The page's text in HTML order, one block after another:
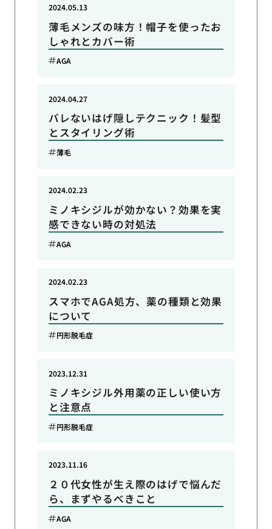
薄毛メンズの味方！帽子を使ったお
しゃれとカバー術
2024.05.13
AGA
バレないはげ隠しテクニック！髪型
とスタイリング術
2024.04.27
薄毛
ミノキシジルが効かない？効果を実
感できない時の対処法
2024.02.23
AGA
スマホでAGA処方、薬の種類と効果
について
2024.02.23
円形脱毛症
ミノキシジル外用薬の正しい使い方
と注意点
2023.12.31
円形脱毛症
２０代女性が生え際のはげで悩んだ
ら、まずやるべきこと
2023.11.16
AGA